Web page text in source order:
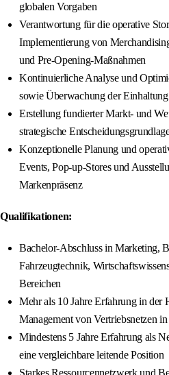
globalen Vorgaben
Verantwortung für die operative
Implementierung von
und Pre-Opening-Maßnahmen
Kontinuierliche Analyse und
sowie Überwachung der
Erstellung fundierter Markt- und
strategische
Konzeptionelle Planung und
Events, Pop-up-Stores und
Markenpräsenz
Qualifikationen:
Bachelor-Abschluss in Marketing,
Fahrzeugtechnik,
Bereichen
Mehr als 10 Jahre Erfahrung in der
Management von Vertriebsnetzen
Mindestens 5 Jahre Erfahrung als
eine vergleichbare leitende Position